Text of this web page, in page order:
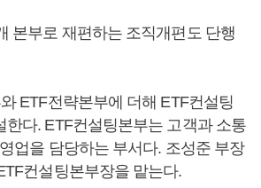
본부로 재편하는 조직개편도 단행
ETF전략본부에 더해 ETF컨설팅
한다. ETF컨설팅본부는 고객과 소통
업을 담당하는 부서다. 조성준 부장
컨설팅본부장을 맡는다.